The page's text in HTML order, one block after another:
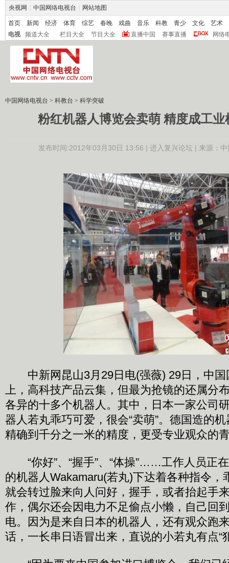
央视网 中国网络电视台 网站地图
首页 新闻 经济 体育 综艺 春晚 戏曲 音乐 科教 青少 文化
艺术
电视
频道大全 栏目大全 节目大全 直播中国 赛事直播 网络
中国网络电视台 > 科教台 > 科学突破
粉红机器人博览会卖萌 精度成工业
发布时间:2012年03月30日 13:56 | 进入复兴论坛| 来源：
中新网昆山3月29日电(强薇) 29日，中国
上，高科技产品云集，但最为抢镜的还属分
各异的十多个机器人。其中，日本一家公司
器人若丸乖巧可爱，很会“卖萌”。德国造的
精确到千分之一米的精度，更受专业观众的
“你好”、“握手”、“体操”……工作人员正
的机器人Wakamaru(若丸)下达着各种指令，
就会转过脸来向人问好，握手，或者抬起手
作，偶尔还会因电力不足偷点小懒，自己回
电。因为是来自日本的机器人，还有观众跑
话，一长串日语冒出来，直说的小若丸有点“